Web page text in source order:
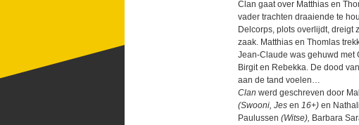
Clan gaat over Matthias en
vader trachten draaiende te
Delcorps, plots overlijdt, dreigt
zaak. Matthias en Thomlas
Jean-Claude was gehuwd met
Birgit en Rebekka. De dood
aan de tand voelen…
Clan werd geschreven door
(Swooni, Jes en 16+) en
Paulussen (Witse), Barbara